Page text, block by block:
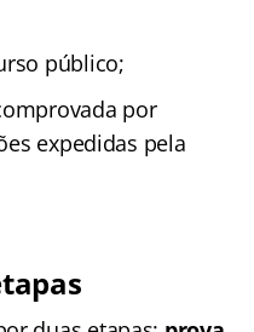
público;
por
expedidas pela